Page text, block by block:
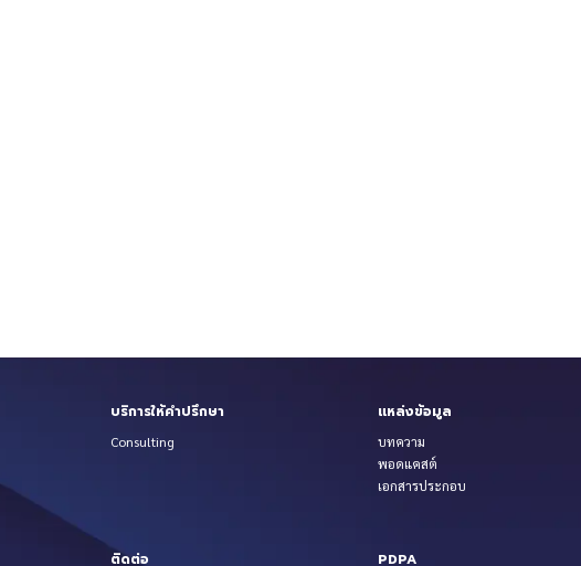
บริการให้คำปรึกษา
Consulting
แหล่งข้อมูล
บทความ
พอดแคสต์
เอกสารประกอบ
ติดต่อ PDPA